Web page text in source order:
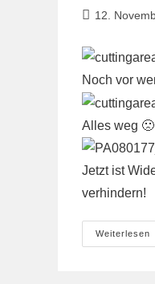
Beitrag
12.
Noch vor
Alles weg 🙁
Jetzt ist
verhindern!
Weiterlesen